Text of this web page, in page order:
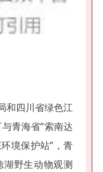
和四川省绿色江
青海省“索南达
境保护站”，青
湖野生动物观测